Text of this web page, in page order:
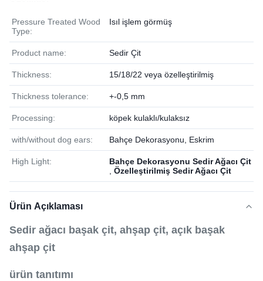
Pressure Treated Wood
Type:
Isıl işlem görmüş
Product name: Sedir Çit
Thickness: 15/18/22 veya özelleştirilmiş
Thickness tolerance: +-0,5 mm
Processing: köpek kulaklı/kulaksız
with/without dog ears: Bahçe Dekorasyonu, Eskrim
High Light:
Bahçe Dekorasyonu Sedir Ağacı Çit
Özelleştirilmiş Sedir Ağacı Çit
Ürün Açıklaması
Sedir ağacı başak çit, ahşap çit, açık başak
ahşap çit
ürün tanıtımı